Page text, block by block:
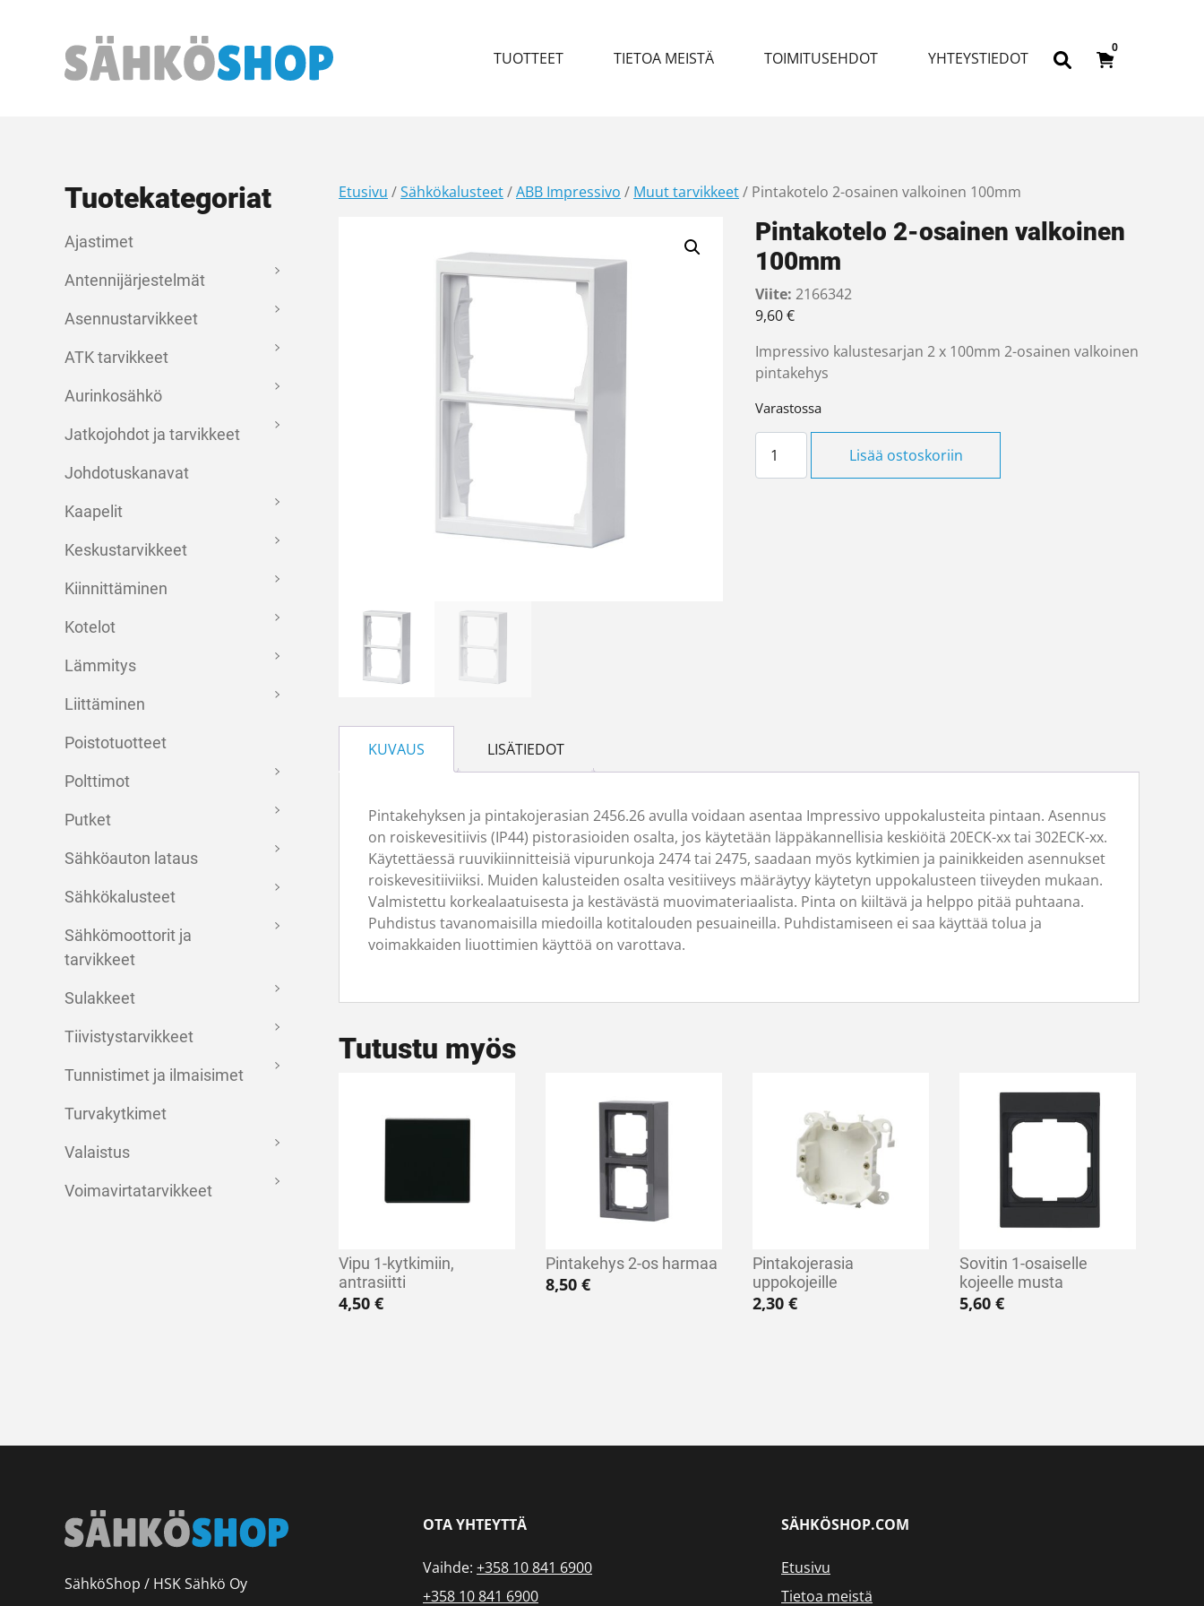
Päävalikko TUOTTEET TIETOA MEISTÄ TOIMITUSEHDOT YHTEYSTIEDOT
0
Tuotekategoriat
Ajastimet
Antennijärjestelmät
Asennustarvikkeet
ATK tarvikkeet
Aurinkosähkö
Jatkojohdot ja tarvikkeet
Johdotuskanavat
Kaapelit
Keskustarvikkeet
Kiinnittäminen
Kotelot
Lämmitys
Liittäminen
Poistotuotteet
Polttimot
Putket
Sähköauton lataus
Sähkökalusteet
Sähkömoottorit ja
tarvikkeet
Sulakkeet
Tiivistystarvikkeet
Tunnistimet ja ilmaisimet
Turvakytkimet
Valaistus
Voimavirtatarvikkeet
Etusivu /Sähkökalusteet/ABB Impressivo / Muut tarvikkeet/ Pintakotelo 2-osainen valkoinen 100mm
Pintakotelo 2-osainen valkoinen
100mm
Viite: 2166342
9,60€
Impressivo kalustesarjan 2 x 100mm 2-osainen valkoinen
pintakehys
Varastossa
Lisää ostoskoriin
KUVAUS LISÄTIEDOT
Pintakehyksen ja pintakojerasian 2456.26 avulla voidaan asentaa Impressivo uppokalusteita pintaan. Asennus
on roiskevesitiivis (IP44) pistorasioiden osalta, jos käytetään läppäkannellisia keskiöitä 20ECK-xx tai 302ECK-xx.
Käytettäessä ruuvikiinnitteisiä vipurunkoja 2474 tai 2475, saadaan myös kytkimien ja painikkeiden asennukset
roiskevesitiiviiksi. Muiden kalusteiden osalta vesitiiveys määräytyy käytetyn uppokalusteen tiiveyden mukaan.
Valmistettu korkealaatuisesta ja kestävästä muovimateriaalista. Pinta on kiiltävä ja helppo pitää puhtaana.
Puhdistus tavanomaisilla miedoilla kotitalouden pesuaineilla. Puhdistamiseen ei saa käyttää tolua ja
voimakkaiden liuottimien käyttöä on varottava.
Tutustu myös
Vipu 1-kytkimiin,
antrasiitti
4,50 €
Pintakehys 2-os harmaa
8,50€
Pintakojerasia
uppokojeille
2,30€
Sovitin 1-osaiselle
kojeelle musta
5,60€
SähköShop / HSK Sähkö Oy
OTA YHTEYTTÄ
Vaihde: +358 10 841 6900
+358 10 841 6900
SÄHKÖSHOP.COM
Etusivu
Tietoa meistä